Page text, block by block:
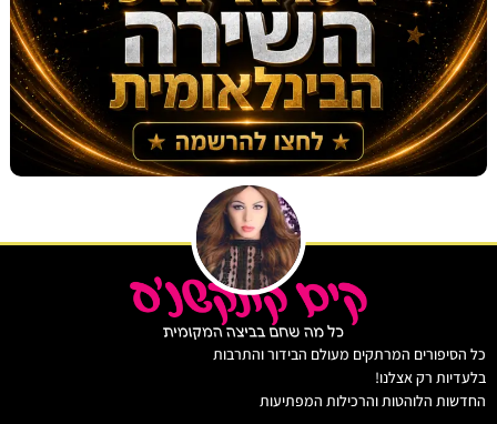
המרתקים מעולם הבידור והתרבות
רק אצלנו!
הלוהטות והרכילות המפתיעות